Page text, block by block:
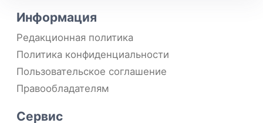
Информация
Редакционная политика
Политика конфиденциальности
Пользовательское соглашение
Правообладателям
Сервис